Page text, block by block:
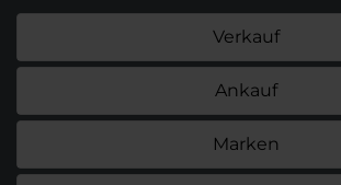
Verkauf
Ankauf
Marken